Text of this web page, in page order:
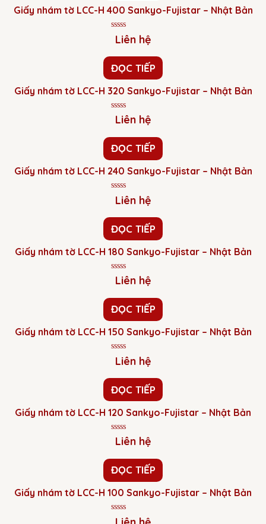
Giấy nhám tờ LCC-H 400 Sankyo-Fujistar – Nhật Bản
Được
xếp
0
5
sao
Liên hệ
ĐỌC TIẾP
Giấy nhám tờ LCC-H 320 Sankyo-Fujistar – Nhật Bản
Được
xếp
0
5
sao
Liên hệ
ĐỌC TIẾP
Giấy nhám tờ LCC-H 240 Sankyo-Fujistar – Nhật Bản
Được
xếp
5
sao
Liên hệ
ĐỌC TIẾP
Giấy nhám tờ LCC-H 180 Sankyo-Fujistar – Nhật Bản
Được
xếp
0
5
sao
Liên hệ
ĐỌC TIẾP
Giấy nhám tờ LCC-H 150 Sankyo-Fujistar – Nhật Bản
Được
xếp
5
sao
Liên hệ
ĐỌC TIẾP
Giấy nhám tờ LCC-H 120 Sankyo-Fujistar – Nhật Bản
Được
xếp
0
5
sao
Liên hệ
ĐỌC TIẾP
Giấy nhám tờ LCC-H 100 Sankyo-Fujistar – Nhật Bản
Được